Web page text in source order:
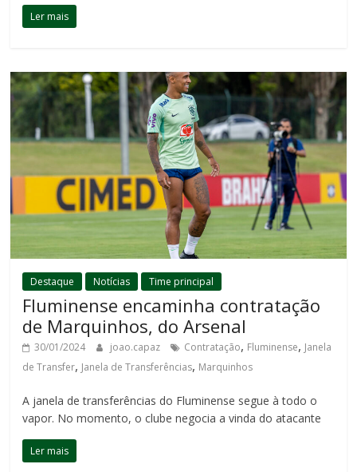
Ler mais
Destaque Notícias Time principal
Fluminense encaminha contratação
de Marquinhos, do Arsenal
30/01/2024 joao.capaz Contratação, Fluminense, Janela
de Transfer, Janela de Transferências, Marquinhos
A janela de transferências do Fluminense segue à todo o
vapor. No momento, o clube negocia a vinda do atacante
Ler mais